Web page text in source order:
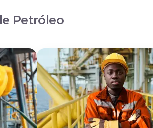
Petróleo